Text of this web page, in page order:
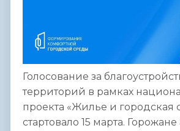
Голосование за
территорий в рамках
проекта «Жилье и городская
стартовало 15 марта. Горожане